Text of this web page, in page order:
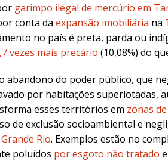
garimpo ilegal de mercúrio em
conta da expansão imobiliária na
no país é preta, parda ou
vezes mais precário (10,08%) do
abandono do poder público, que
por habitações superlotadas,
esses territórios em zonas
de exclusão socioambiental e
Grande Rio. Exemplos estão no
poluídos por esgoto não tratado